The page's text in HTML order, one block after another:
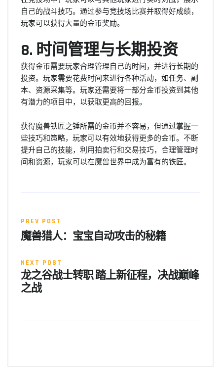
自己的战斗技巧。通过参与竞技场比赛并取得好成绩，
玩家可以获得大量的金币奖励。
8. 时间管理与长期投资
获得金币需要玩家合理管理自己的时间，并进行长期的
投资。玩家需要花费时间来进行各种活动，如任务、副
本、资源采集等。玩家还需要将一部分金币投资到其他
有潜力的项目中，以获取更高的回报。
获得魔兽铁匠之锤所需的金币并不容易，但通过掌握一
些技巧和策略，玩家可以有效地获得更多的金币。不断
提升自己的技能，利用拍卖行和交易技巧，合理管理时
间和资源，玩家可以在魔兽世界中成为富有的铁匠。
PREV POST
魔兽猎人：宝宝自动攻击的秘籍
NEXT POST
龙之谷战士转职 踏上新征程，决战巅峰
之战